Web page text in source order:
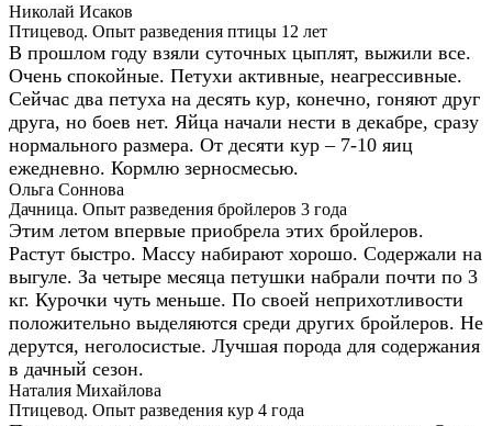
Николай Исаков
Птицевод. Опыт разведения птицы 12 лет
В прошлом году взяли суточных цыплят, выжили все.
Очень спокойные. Петухи активные, неагрессивные.
Сейчас два петуха на десять кур, конечно, гоняют друг
друга, но боев нет. Яйца начали нести в декабре, сразу
нормального размера. От десяти кур – 7-10 яиц
ежедневно. Кормлю зерносмесью.
Ольга Соннова
Дачница. Опыт разведения бройлеров 3 года
Этим летом впервые приобрела этих бройлеров.
Растут быстро. Массу набирают хорошо. Содержали на
выгуле. За четыре месяца петушки набрали почти по 3
кг. Курочки чуть меньше. По своей неприхотливости
положительно выделяются среди других бройлеров. Не
дерутся, неголосистые. Лучшая порода для содержания
в дачный сезон.
Наталия Михайлова
Птицевод. Опыт разведения кур 4 года